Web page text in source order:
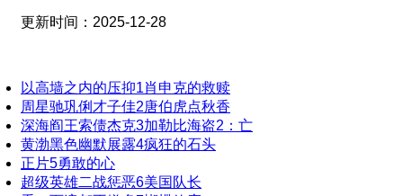
更新时间： 2025-12-28
以高墙之内的压抑1肖申克的救赎
周星驰巩俐才子佳2唐伯虎点秋香
深海阎王索债杰克3加勒比海盗2：亡
黄渤黑色幽默展露4疯狂的石头
正片5勇敢的心
超级英雄二战惩恶6美国队长